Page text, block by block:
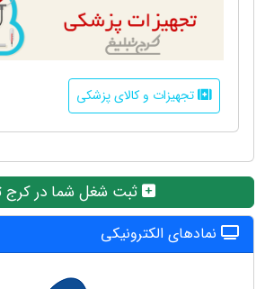
تجهیزات و کالای پزشکی
ثبت شغل شما در کرج
نمادهای الکترونیکی